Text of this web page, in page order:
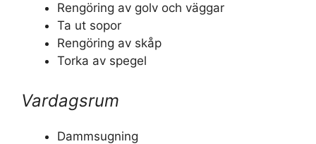
Rengöring av golv och väggar
Ta ut sopor
Rengöring av skåp
Torka av spegel
Vardagsrum
Dammsugning